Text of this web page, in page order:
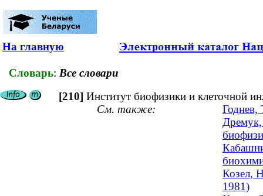
На главную
Словарь: Все словари
[210] Институт биофизики и клеточной
См. также:
Годнев,
Дремук,
Козел,
1981)